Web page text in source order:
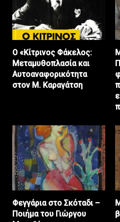
Ο «Κίτρινος Φάκελος:
Μεταμυθοπλασία και
Αυτοαναφορικότητα
στον Μ. Καραγάτση
Φεγγάρια στο Σκόταδι –
Ποιήμα του Γιώργου